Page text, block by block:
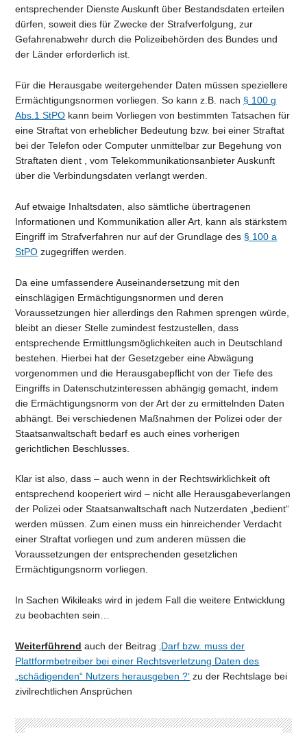
entsprechender Dienste Auskunft über Bestandsdaten erteilen
dürfen, soweit dies für Zwecke der Strafverfolgung, zur
Gefahrenabwehr durch die Polizeibehörden des Bundes und
der Länder erforderlich ist.
Für die Herausgabe weitergehender Daten müssen speziellere
Ermächtigungsnormen vorliegen. So kann z.B. nach § 100 g
Abs.1 StPO kann beim Vorliegen von bestimmten Tatsachen für
eine Straftat von erheblicher Bedeutung bzw. bei einer Straftat
bei der Telefon oder Computer unmittelbar zur Begehung von
Straftaten dient , vom Telekommunikationsanbieter Auskunft
über die Verbindungsdaten verlangt werden.
Auf etwaige Inhaltsdaten, also sämtliche übertragenen
Informationen und Kommunikation aller Art, kann als stärkstem
Eingriff im Strafverfahren nur auf der Grundlage des § 100 a
StPO zugegriffen werden.
Da eine umfassendere Auseinandersetzung mit den
einschlägigen Ermächtigungsnormen und deren
Voraussetzungen hier allerdings den Rahmen sprengen würde,
bleibt an dieser Stelle zumindest festzustellen, dass
entsprechende Ermittlungsmöglichkeiten auch in Deutschland
bestehen. Hierbei hat der Gesetzgeber eine Abwägung
vorgenommen und die Herausgabepflicht von der Tiefe des
Eingriffs in Datenschutzinteressen abhängig gemacht, indem
die Ermächtigungsnorm von der Art der zu ermittelnden Daten
abhängt. Bei verschiedenen Maßnahmen der Polizei oder der
Staatsanwaltschaft bedarf es auch eines vorherigen
gerichtlichen Beschlusses.
Klar ist also, dass – auch wenn in der Rechtswirklichkeit oft
entsprechend kooperiert wird – nicht alle Herausgabeverlangen
der Polizei oder Staatsanwaltschaft nach Nutzerdaten „bedient“
werden müssen. Zum einen muss ein hinreichender Verdacht
einer Straftat vorliegen und zum anderen müssen die
Voraussetzungen der entsprechenden gesetzlichen
Ermächtigungsnorm vorliegen.
In Sachen Wikileaks wird in jedem Fall die weitere Entwicklung
zu beobachten sein…
Weiterführend auch der Beitrag ‚Darf bzw. muss der
Plattformbetreiber bei einer Rechtsverletzung Daten des
„schädigenden“ Nutzers herausgeben ?‘ zu der Rechtslage bei
zivilrechtlichen Ansprüchen